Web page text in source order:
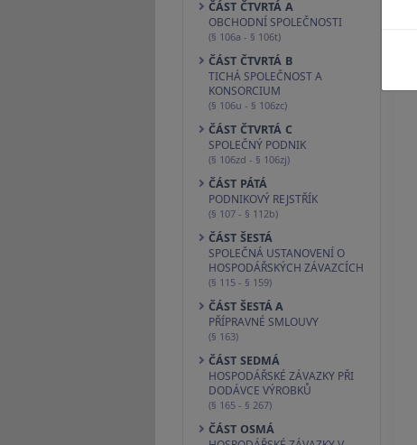
ČÁST ČTVRTÁ A
OBCHODNÍ SPOLEČNOSTI
(§ 106a - § 106t)
ČÁST ČTVRTÁ B
TICHÁ SPOLEČNOST A
KONSORCIUM
(§ 106u - § 106zc)
ČÁST ČTVRTÁ C
SPOLEČNÝ PODNIK
(§ 106zd - § 106zj)
ČÁST PÁTÁ
PODNIKOVÝ REJSTŘÍK
(§ 107 - § 112b)
ČÁST ŠESTÁ
SPOLEČNÁ USTANOVENÍ O
HOSPODÁŘSKÝCH ZÁVAZCÍCH
(§ 115 - § 159)
ČÁST ŠESTÁ A
PŘÍPRAVNÉ SMLOUVY
(§ 163)
ČÁST SEDMÁ
HOSPODÁŘSKÉ ZÁVAZKY PŘI
DODÁVCE VÝROBKŮ
(§ 165 - § 267)
ČÁST OSMÁ